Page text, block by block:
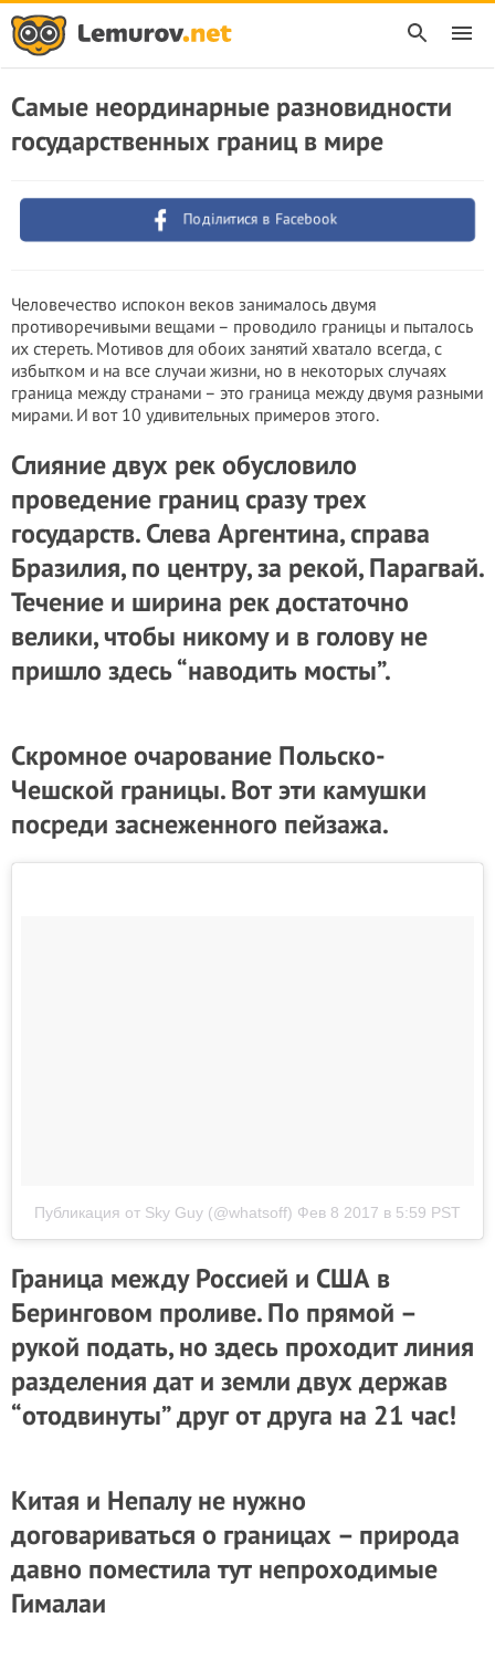
Самые неординарные разновидности
государственных границ в мире
Поділитися в Facebook
Человечество испокон веков занималось двумя
противоречивыми вещами – проводило границы и пыталось
их стереть. Мотивов для обоих занятий хватало всегда, с
избытком и на все случаи жизни, но в некоторых случаях
граница между странами – это граница между двумя разными
мирами. И вот 10 удивительных примеров этого.
Слияние двух рек обусловило
проведение границ сразу трех
государств. Слева Аргентина, справа
Бразилия, по центру, за рекой, Парагвай.
Течение и ширина рек достаточно
велики, чтобы никому и в голову не
пришло здесь “наводить мосты”.
Скромное очарование Польско-
Чешской границы. Вот эти камушки
посреди заснеженного пейзажа.
Публикация от Sky Guy (@whatsoff) Фев 8 2017 в 5:59 PST
Граница между Россией и США в
Беринговом проливе. По прямой –
рукой подать, но здесь проходит линия
разделения дат и земли двух держав
“отодвинуты” друг от друга на 21 час!
Китая и Непалу не нужно
договариваться о границах – природа
давно поместила тут непроходимые
Гималаи